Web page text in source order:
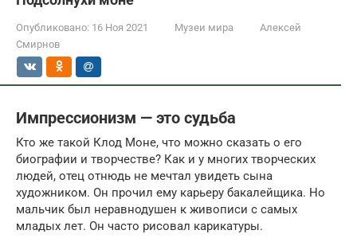
Опубликовано: 16 Ноя 2021 Музеи мира
Алексей
Смирнов
Импрессионизм — это судьба
Кто же такой Клод Моне, что можно сказать о его
биографии и творчестве? Как и у многих творческих
людей, отец отнюдь не мечтал увидеть сына
художником. Он прочил ему карьеру бакалейщика. Но
мальчик был неравнодушен к живописи с самых
младых лет. Он часто рисовал карикатуры.